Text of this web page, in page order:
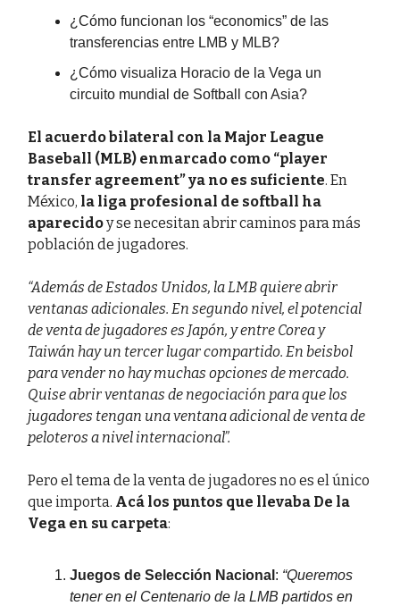
¿Cómo funcionan los “economics” de las
transferencias entre LMB y MLB?
¿Cómo visualiza Horacio de la Vega un
circuito mundial de Softball con Asia?
El acuerdo bilateral con la Major League
Baseball (MLB) enmarcado como “player
transfer agreement”ya no es suficiente. En
México, la liga profesional de softball ha
aparecidoy se necesitan abrir caminos para más
población de jugadores.
“Además de Estados Unidos, la LMB quiere abrir
ventanas adicionales. En segundo nivel, el potencial
de venta de jugadores es Japón, y entre Corea y
Taiwán hay un tercer lugar compartido. En beisbol
para vender no hay muchas opciones de mercado.
Quise abrir ventanas de negociación para que los
jugadores tengan una ventana adicional de venta de
peloteros a nivel internacional”.
Pero el tema de la venta de jugadores no es el único
que importa. Acá los puntos que llevaba De la
Vega en su carpeta:
Juegos de Selección Nacional : “Queremos
tener en el Centenario de la LMB partidos en